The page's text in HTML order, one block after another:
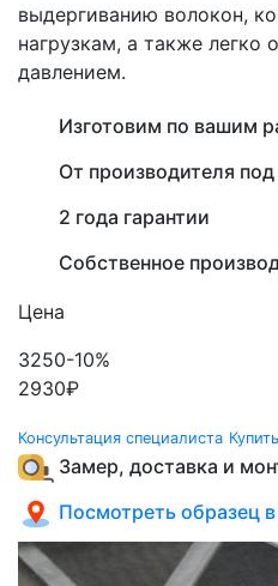
выдергиванию волокон,
нагрузкам, а также легко
давлением.
Изготовим по вашим
От производителя
2 года гарантии
Собственное
Цена
3250-10%
2930₽
Консультация специалиста
Замер, доставка и
Посмотреть образец